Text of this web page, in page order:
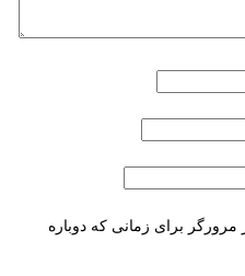
برای زمانی که دوباره